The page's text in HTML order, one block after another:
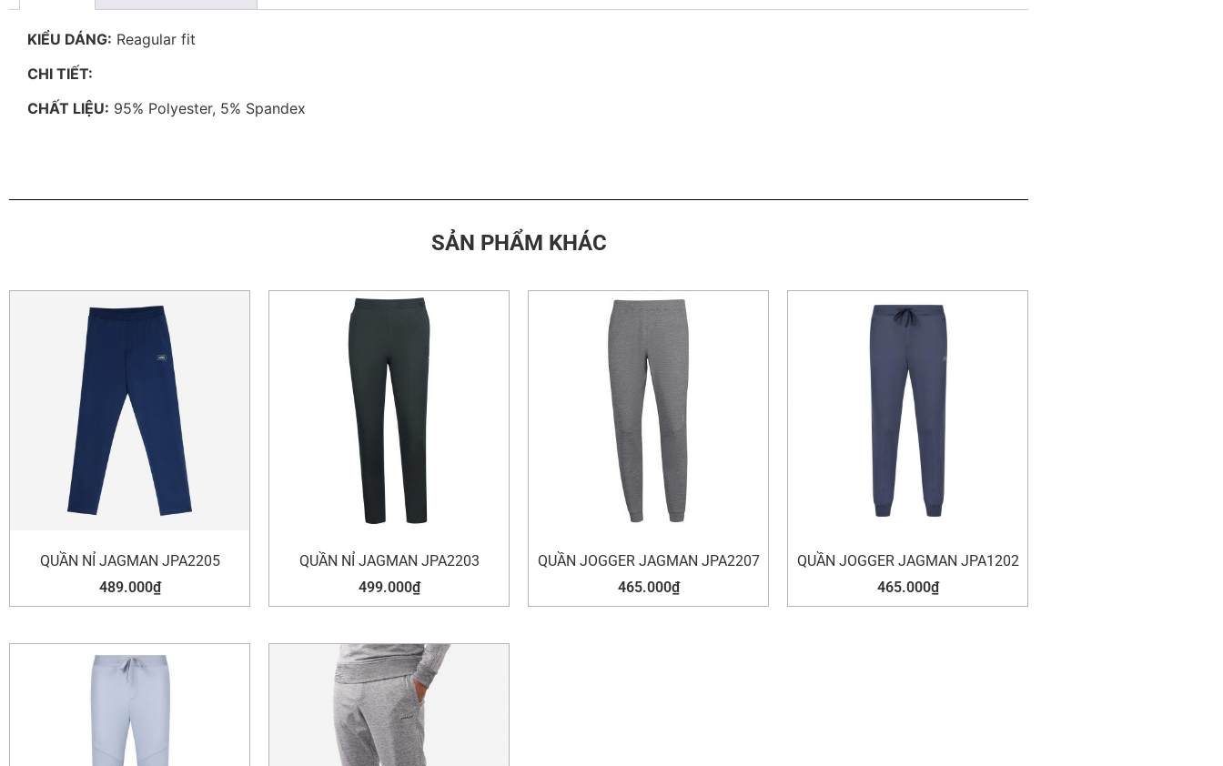
KIỂU DÁNG: Reagular fit
CHI TIẾT:
CHẤT LIỆU: 95% Polyester, 5% Spandex
SẢN PHẨM KHÁC
QUẦN NỈ JAGMAN JPA2205
489.000₫
QUẦN NỈ JAGMAN JPA2203
499.000₫
QUẦN JOGGER JAGMAN JPA2207
465.000₫
QUẦN JOGGER JAGMAN JPA1202
465.000₫